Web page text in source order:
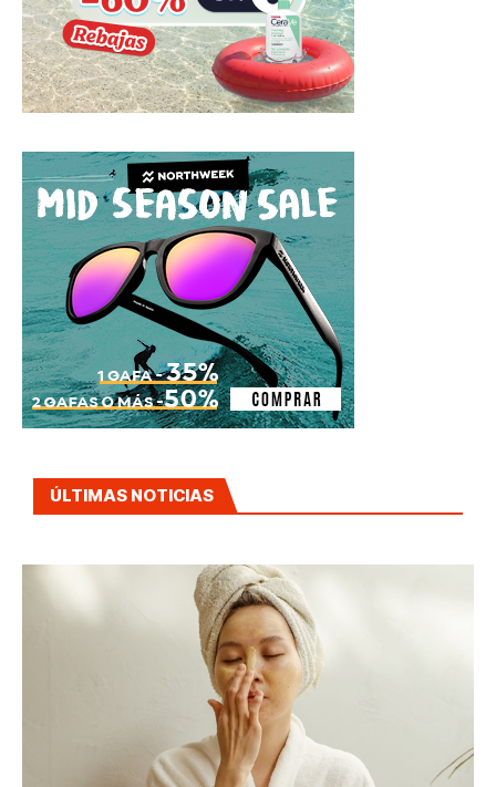
ÚLTIMAS NOTICIAS